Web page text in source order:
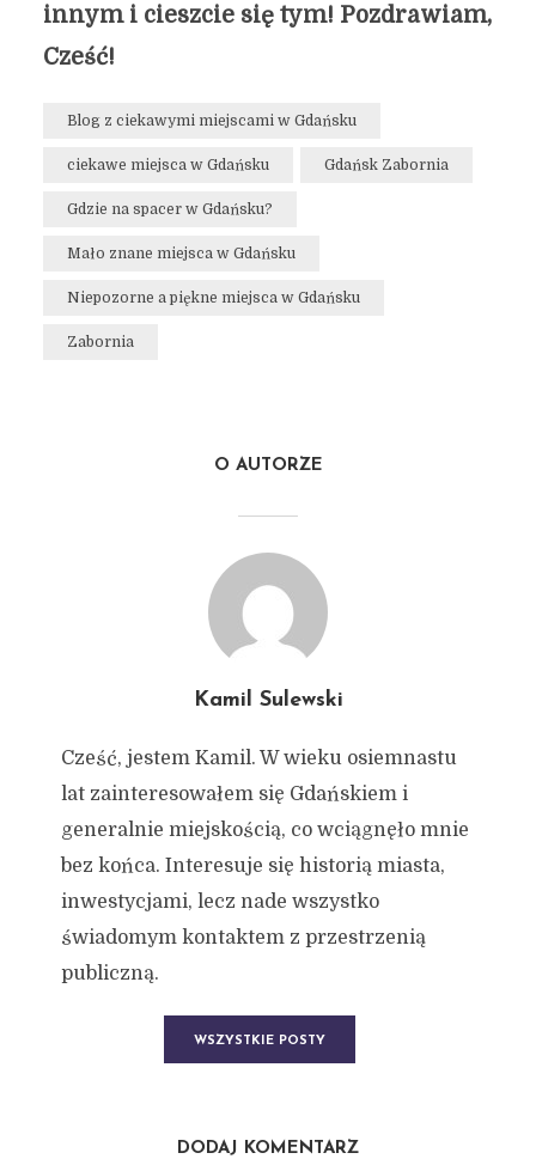
innym i cieszcie się tym! Pozdrawiam,
Cześć!
Blog z ciekawymi miejscami w Gdańsku
ciekawe miejsca w Gdańsku Gdańsk Zabornia
Gdzie na spacer w Gdańsku?
Mało znane miejsca w Gdańsku
Niepozorne a piękne miejsca w Gdańsku
Zabornia
O AUTORZE
Kamil Sulewski
Cześć, jestem Kamil. W wieku osiemnastu
lat zainteresowałem się Gdańskiem i
generalnie miejskością, co wciągnęło mnie
bez końca. Interesuje się historią miasta,
inwestycjami, lecz nade wszystko
świadomym kontaktem z przestrzenią
publiczną.
WSZYSTKIE POSTY
DODAJ KOMENTARZ